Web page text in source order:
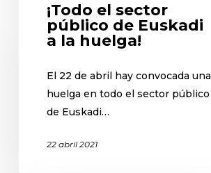
¡Todo el sector
público de Euskadi
a la huelga!
El 22 de abril hay convocada una
huelga en todo el sector público
de Euskadi…
22 abril 2021